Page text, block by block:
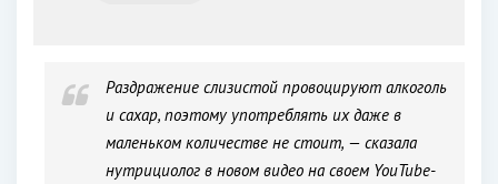
Раздражение слизистой провоцируют алкоголь
и сахар, поэтому употреблять их даже в
маленьком количестве не стоит, — сказала
нутрициолог в новом видео на своем YouTube-